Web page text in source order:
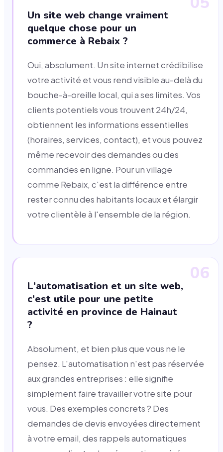
Un site web change vraiment
quelque chose pour un
commerce à Rebaix ?
Oui, absolument. Un site internet crédibilise
votre activité et vous rend visible au-delà du
bouche-à-oreille local, qui a ses limites. Vos
clients potentiels vous trouvent 24h/24,
obtiennent les informations essentielles
(horaires, services, contact), et vous pouvez
même recevoir des demandes ou des
commandes en ligne. Pour un village
comme Rebaix, c'est la différence entre
rester connu des habitants locaux et élargir
votre clientèle à l'ensemble de la région.
06
L'automatisation et un site web,
c'est utile pour une petite
activité en province de Hainaut
?
Absolument, et bien plus que vous ne le
pensez. L'automatisation n'est pas réservée
aux grandes entreprises : elle signifie
simplement faire travailler votre site pour
vous. Des exemples concrets ? Des
demandes de devis envoyées directement
à votre email, des rappels automatiques